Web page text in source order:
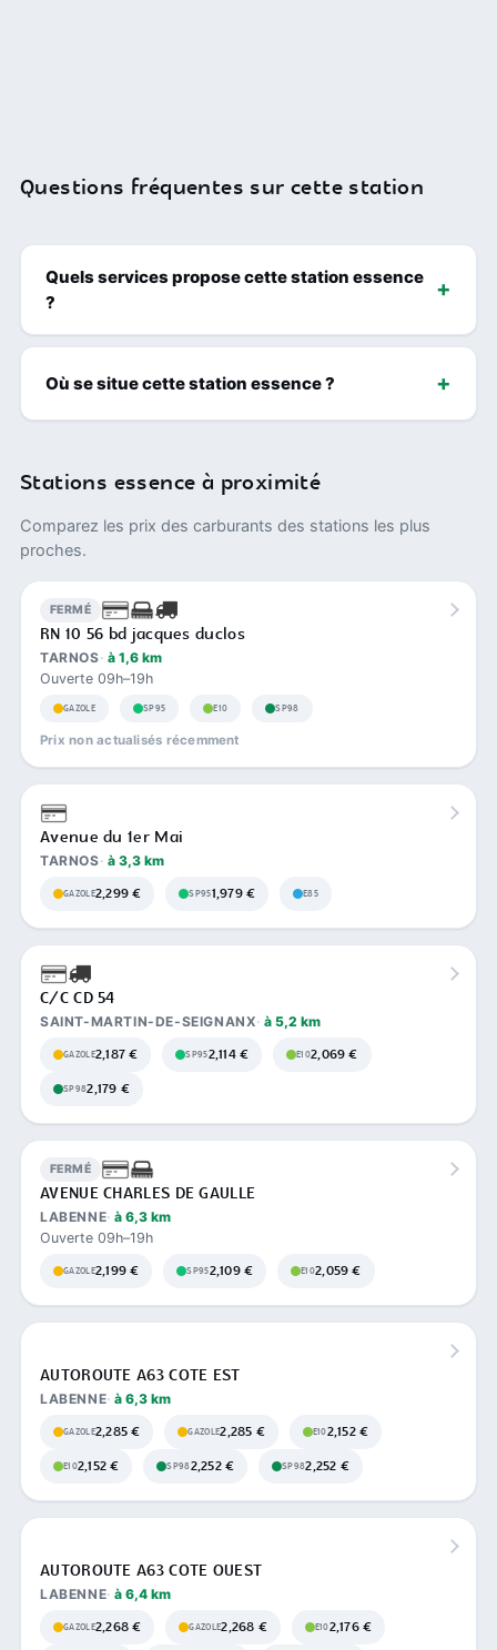
Questions fréquentes sur cette station
Quels services propose cette station essence
?
Où se situe cette station essence ?
Stations essence à proximité
Comparez les prix des carburants des stations les plus
proches.
FERMÉ
RN 10 56 bd jacques duclos
TARNOS à 1,6 km
Ouverte 09h–19h
GAZOLE SP95 E10 SP98
Prix non actualisés récemment
Avenue du 1er Mai
TARNOS à 3,3 km
GAZOLE2,299 € SP951,979 € E85
C/C CD 54
SAINT-MARTIN-DE-SEIGNANX à 5,2 km
GAZOLE2,187 € SP952,114 € E102,069 €
SP982,179 €
FERMÉ
AVENUE CHARLES DE GAULLE
LABENNE à 6,3 km
Ouverte 09h–19h
GAZOLE2,199 € SP952,109 € E102,059 €
AUTOROUTE A63 COTE EST
LABENNE à 6,3 km
GAZOLE2,285 € GAZOLE2,285 € E102,152 €
E102,152 € SP982,252 € SP982,252 €
AUTOROUTE A63 COTE OUEST
LABENNE à 6,4 km
GAZOLE2,268 € GAZOLE2,268 € E102,176 €